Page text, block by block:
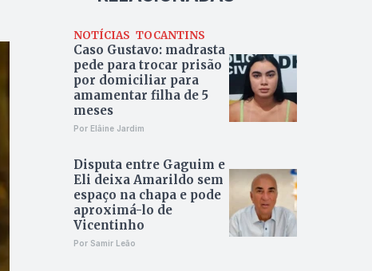
NOTÍCIAS TOCANTINS
Caso Gustavo: madrasta
pede para trocar prisão
por domiciliar para
amamentar filha de 5
meses
Por Elâine Jardim
Disputa entre Gaguim e
Eli deixa Amarildo sem
espaço na chapa e pode
aproximá-lo de
Vicentinho
Por Samir Leão